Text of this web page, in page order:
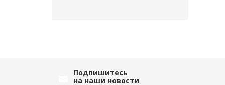
Подпишитесь
на наши новости